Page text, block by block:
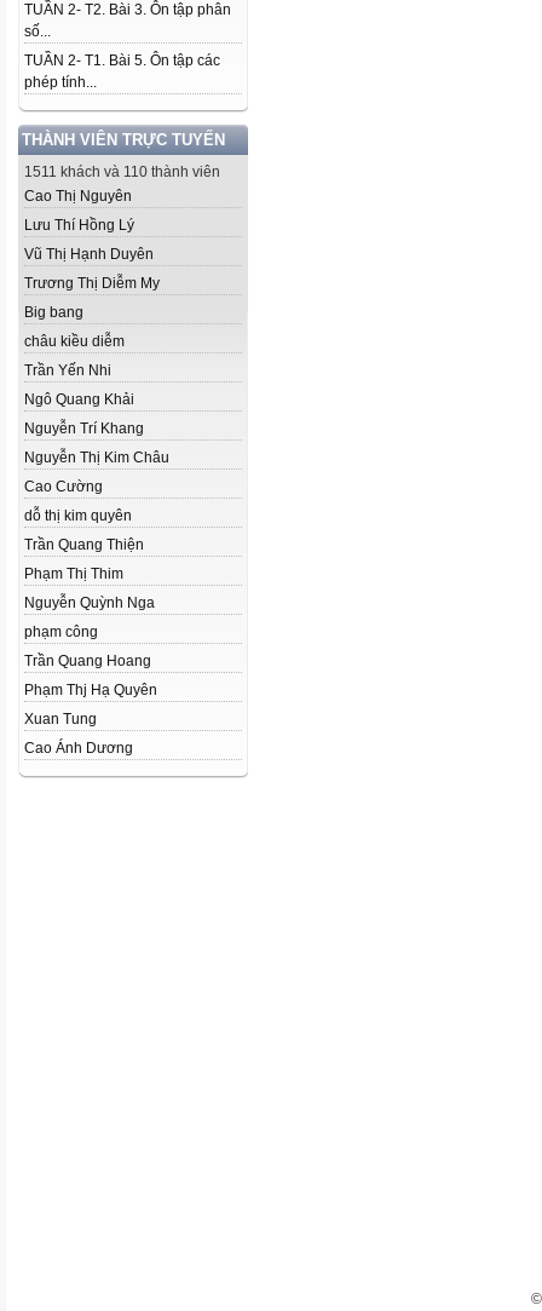
TUẦN 2- T2. Bài 3. Ôn tập phân
số...
TUẦN 2- T1. Bài 5. Ôn tập các
phép tính...
THÀNH VIÊN TRỰC TUYẾN
1511 khách và 110 thành viên
Cao Thị Nguyên
Lưu Thí Hồng Lý
Vũ Thị Hạnh Duyên
Trương Thị Diễm My
Big bang
châu kiều diễm
Trần Yến Nhi
Ngô Quang Khải
Nguyễn Trí Khang
Nguyễn Thị Kim Châu
Cao Cường
dỗ thị kim quyên
Trần Quang Thiện
Phạm Thị Thim
Nguyễn Quỳnh Nga
phạm công
Trần Quang Hoang
Phạm Thj Hạ Quyên
Xuan Tung
Cao Ánh Dương